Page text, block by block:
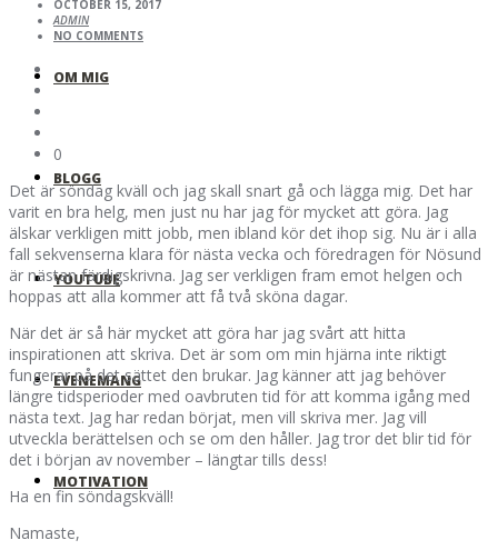
OM MIG
BLOGG
YOUTUBE
EVENEMANG
MOTIVATION
OCTOBER 15, 2017
ADMIN
NO COMMENTS
0
Det är söndag kväll och jag skall snart gå och lägga mig. Det har
varit en bra helg, men just nu har jag för mycket att göra. Jag
älskar verkligen mitt jobb, men ibland kör det ihop sig. Nu är i alla
fall sekvenserna klara för nästa vecka och föredragen för Nösund
är nästan färdigskrivna. Jag ser verkligen fram emot helgen och
hoppas att alla kommer att få två sköna dagar.
När det är så här mycket att göra har jag svårt att hitta
inspirationen att skriva. Det är som om min hjärna inte riktigt
fungerar på det sättet den brukar. Jag känner att jag behöver
längre tidsperioder med oavbruten tid för att komma igång med
nästa text. Jag har redan börjat, men vill skriva mer. Jag vill
utveckla berättelsen och se om den håller. Jag tror det blir tid för
det i början av november – längtar tills dess!
Ha en fin söndagskväll!
Namaste,